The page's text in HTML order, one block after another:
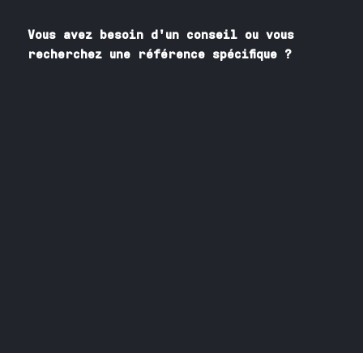
Vous avez besoin d'un conseil ou vous
recherchez une référence spécifique ?